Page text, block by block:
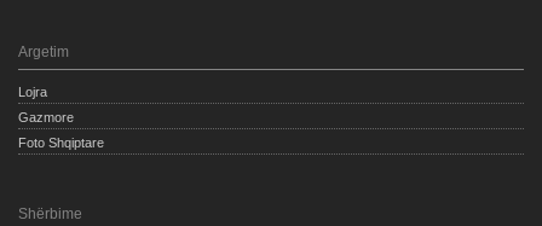
Argetim
Lojra
Gazmore
Foto Shqiptare
Shërbime